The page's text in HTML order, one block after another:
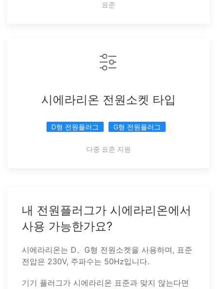
표준
시에라리온 전원소켓 타입
D형 전원플러그 G형 전원플러그
다중 표준 지원
내 전원플러그가 시에라리온에서
사용 가능한가요?
시에라리온는 D、G형 전원소켓을 사용하며, 표준
전압은 230V, 주파수는 50Hz입니다.
기기 플러그가 시에라리온 표준과 맞지 않는다면